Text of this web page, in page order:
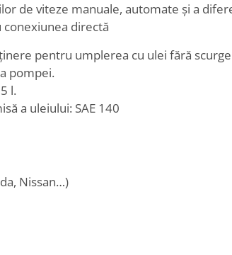
de viteze manuale, automate și a
directă
pentru umplerea cu ulei fără
pompei.
l.
a uleiului: SAE 140
Nissan…)